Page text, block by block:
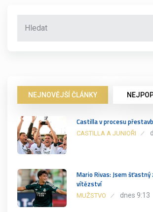
NEJNOVĚJŠÍ ČLÁNKY
Castilla v procesu
CASTILLA A JUNIOŘI
Mario Rivas: Jsem šťastný
vítězství
MUŽSTVO dnes 9:13